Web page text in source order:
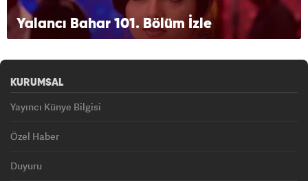
Yalancı Bahar 101. Bölüm İzle
KURUMSAL
Yayıncı Künye Bilgisi
Özel Haber
Duyuru